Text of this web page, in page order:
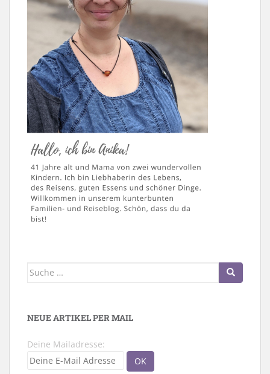
Suche
NEUE ARTIKEL PER MAIL
Deine Mailadresse: